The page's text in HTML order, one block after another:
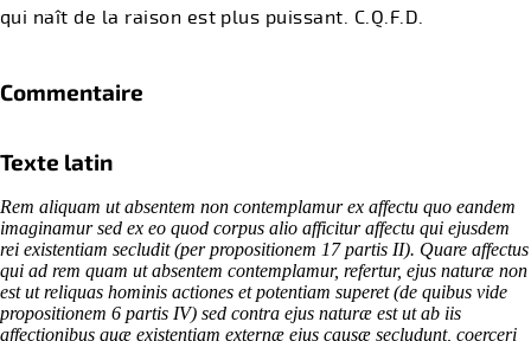
qui naît de la raison est plus puissant. C.Q.F.D.
Commentaire
Texte latin
Rem aliquam ut absentem non contemplamur ex affectu quo eandem
imaginamur sed ex eo quod corpus alio afficitur affectu qui ejusdem
rei existentiam secludit (per propositionem 17 partis II). Quare affectus
qui ad rem quam ut absentem contemplamur, refertur, ejus naturæ non
est ut reliquas hominis actiones et potentiam superet (de quibus vide
propositionem 6 partis IV) sed contra ejus naturæ est ut ab iis
affectionibus quæ existentiam externæ ejus causæ secludunt, coerceri